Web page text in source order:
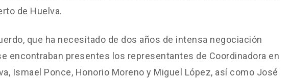
de Huelva.
que ha necesitado de dos años de intensa negociación
encontraban presentes los representantes de Coordinadora en
Ismael Ponce, Honorio Moreno y Miguel López, así como José